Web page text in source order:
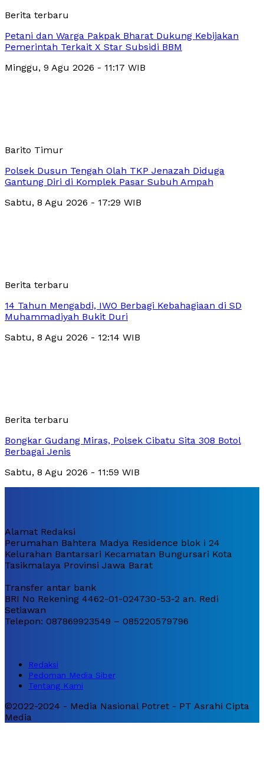
Berita terbaru
Petani dan Warga Pakpak Bharat Dukung Kebijakan
Pemerintah Terkait X Star Subsidi BBM
Minggu, 9 Agu 2026 - 11:17 WIB
Barito Timur
Polsek Dusun Tengah Olah TKP Jenazah Diduga
Gantung Diri di Komplek Pasar Subuh Ampah
Sabtu, 8 Agu 2026 - 17:29 WIB
Berita terbaru
14 Tahun Mengabdi, IWO Berbagi Kebahagiaan di SD
Muhammadiyah Bukit Duri
Sabtu, 8 Agu 2026 - 12:14 WIB
Berita terbaru
Bongkar Gudang Miras, Polsek Cibatu Sita 308 Botol
Berbagai Jenis
Sabtu, 8 Agu 2026 - 11:59 WIB
Alamat Redaksi
Perumahan Bahtera Madya Residence blok i 24
Kelurahan Bantarsari Kecamatan Bungursari Kota
Tasikmalaya Provinsi Jawa Barat
Transfer antar bank
BRI No Rekening 4462-01-024730-53-2 an. Redi
Setiawan
Telepon: 087869923549 – 085220579796
Redaksi
Pedoman Media Siber
Tentang Kami
©2022-2024 - Media Nasional Potret - PT Asrahi Cipta
Media